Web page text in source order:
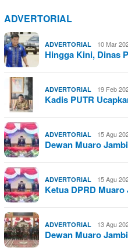
ADVERTORIAL
ADVERTORIAL 10 Mar
Hingga Kini, Dinas
ADVERTORIAL 19 Feb
Kadis PUTR
ADVERTORIAL 15 Agu
Dewan Muaro
ADVERTORIAL 15 Agu
Ketua DPRD
ADVERTORIAL 13 Agu
Dewan Muaro